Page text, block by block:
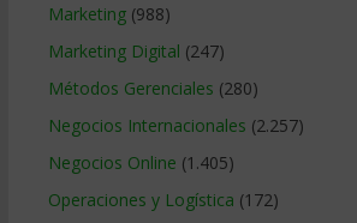
Marketing(988)
Marketing Digital (247)
Métodos Gerenciales (280)
Negocios Internacionales (2.257)
Negocios Online (1.405)
Operaciones y Logística (172)